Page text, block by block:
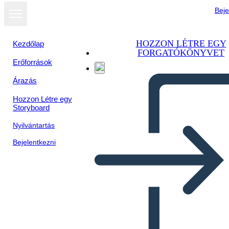
Kezdőlap
Erőforrások
Árazás
Hozzon Létre egy
Storyboard
Nyilvántartás
Bejelentkezni
HOZZON LÉTRE EGY
FORGATÓKÖNYVET
Megtekintés
diavetítésként